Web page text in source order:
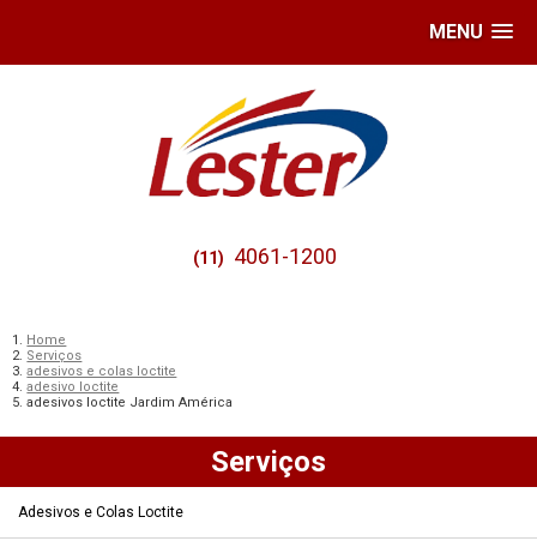
MENU
(11) 4061-1200
Home
Serviços
adesivos e colas loctite
adesivo loctite
adesivos loctite Jardim América
Serviços
Adesivos e Colas Loctite